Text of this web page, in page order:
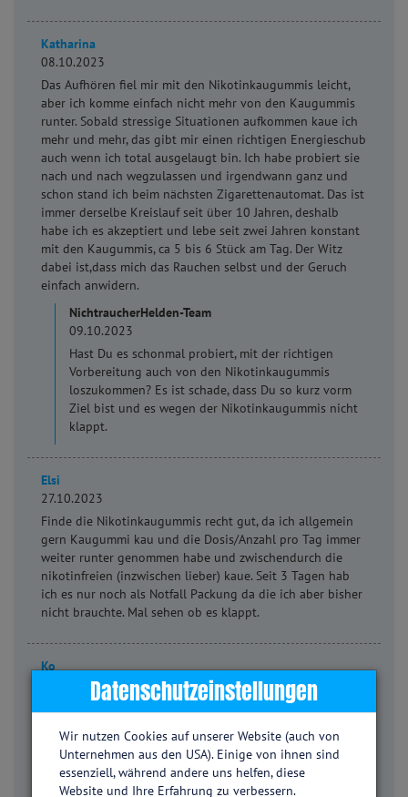
Katharina
08.10.2023
Das Aufhören fiel mir mit den Nikotinkaugummis leicht,
aber ich komme einfach nicht mehr von den Kaugummis
runter. Sobald stressige Situationen aufkommen kaue ich
mehr und mehr, das gibt mir einen richtigen Energieschub
auch wenn ich total ausgelaugt bin. Ich habe probiert sie
nach und nach wegzulassen und irgendwann ganz und
schon stand ich beim nächsten Zigarettenautomat. Das ist
immer derselbe Kreislauf seit über 10 Jahren, deshalb
habe ich es akzeptiert und lebe seit zwei Jahren konstant
mit den Kaugummis, ca 5 bis 6 Stück am Tag. Der Witz
dabei ist,dass mich das Rauchen selbst und der Geruch
einfach anwidern.
NichtraucherHelden-Team
09.10.2023
Hast Du es schonmal probiert, mit der richtigen
Vorbereitung auch von den Nikotinkaugummis
loszukommen? Es ist schade, dass Du so kurz vorm
Ziel bist und es wegen der Nikotinkaugummis nicht
klappt.
Elsi
27.10.2023
Finde die Nikotinkaugummis recht gut, da ich allgemein
gern Kaugummi kau und die Dosis/Anzahl pro Tag immer
weiter runter genommen habe und zwischendurch die
nikotinfreien (inzwischen lieber) kaue. Seit 3 Tagen hab
ich es nur noch als Notfall Packung da die ich aber bisher
nicht brauchte. Mal sehen ob es klappt.
Ko
13.12.2023
Bin vom Haus aus ein allergischer Typ, und seit ca 2
Sicherheit 10 bis 20 Stück am Tag. Ich habe seltsame
Beschwerden bekommen. Keiner kann mir sagen woher
das kommt. Ich habe Husten und Atemnot
Datenschutzeinstellungen
Wir nutzen Cookies auf unserer Website (auch von
Unternehmen aus den USA). Einige von ihnen sind
essenziell, während andere uns helfen, diese
Website und Ihre Erfahrung zu verbessern.